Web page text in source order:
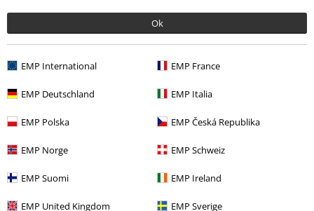
Ok
EMP International EMP France
EMP Deutschland EMP Italia
EMP Polska EMP Česká Republika
EMP Norge EMP Schweiz
EMP Suomi EMP Ireland
EMP United Kingdom EMP Sverige
24,99 €
19,99 €
Más categorías. Más opciones
Películas & TV
Tallas Grandes Camisas de Manga Larga
Películas & TV Ropa Camisetas & Tops Camisetas